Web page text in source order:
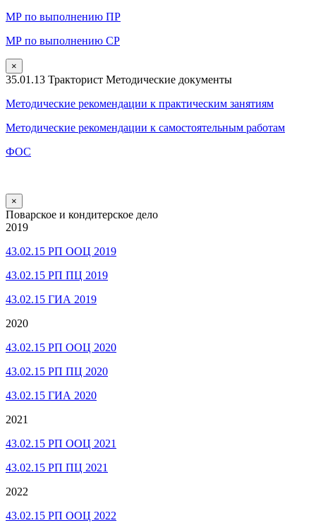
МР по выполнению ПР
МР по выполнению СР
×
35.01.13 Тракторист Методические документы
Методические рекомендации к практическим занятиям
Методические рекомендации к самостоятельным работам
ФОС
×
Поварское и кондитерское дело
2019
43.02.15 РП ООЦ 2019
43.02.15 РП ПЦ 2019
43.02.15 ГИА 2019
2020
43.02.15 РП ООЦ 2020
43.02.15 РП ПЦ 2020
43.02.15 ГИА 2020
2021
43.02.15 РП ООЦ 2021
43.02.15 РП ПЦ 2021
2022
43.02.15 РП ООЦ 2022